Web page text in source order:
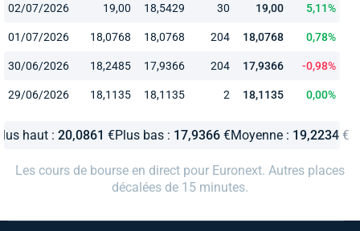
02/07/2026 19,00 18,5429 30 19,00 5,11%
01/07/2026 18,0768 18,0768 204 18,0768 0,78%
30/06/2026 18,2485 17,9366 204 17,9366 -0,98%
29/06/2026 18,1135 18,1135 2 18,1135 0,00%
haut : 20,0861 €Plus bas : 17,9366 €Moyenne : 19,2234 €
Les cours de bourse en direct pour Euronext. Autres places
décalées de 15 minutes.